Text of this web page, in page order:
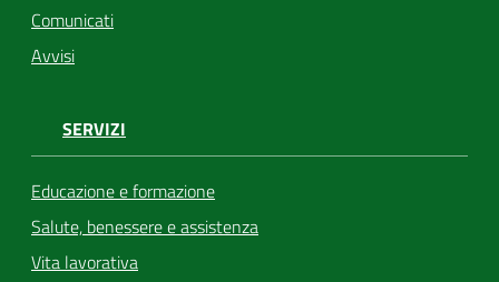
Comunicati
Avvisi
SERVIZI
Educazione e formazione
Salute, benessere e assistenza
Vita lavorativa